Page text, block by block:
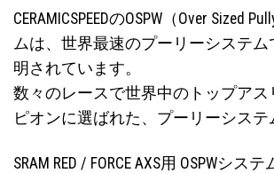
CERAMICSPEEDのOSPW（Over Sized
ムは、世界最速のプーリーシステ
明されています。
数々のレースで世界中のトップアス
ピオンに選ばれた、プーリーシステ
SRAM RED / FORCE AXS用 OSPWシス